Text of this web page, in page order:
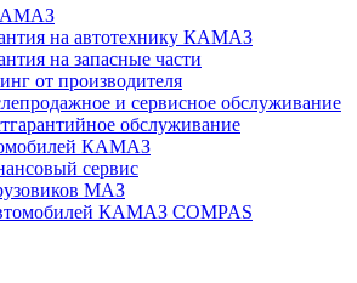
на автотехнику КАМАЗ
на запасные части
от производителя
и сервисное обслуживание
обслуживание
КАМАЗ
сервис
МАЗ
КАМАЗ COMPAS